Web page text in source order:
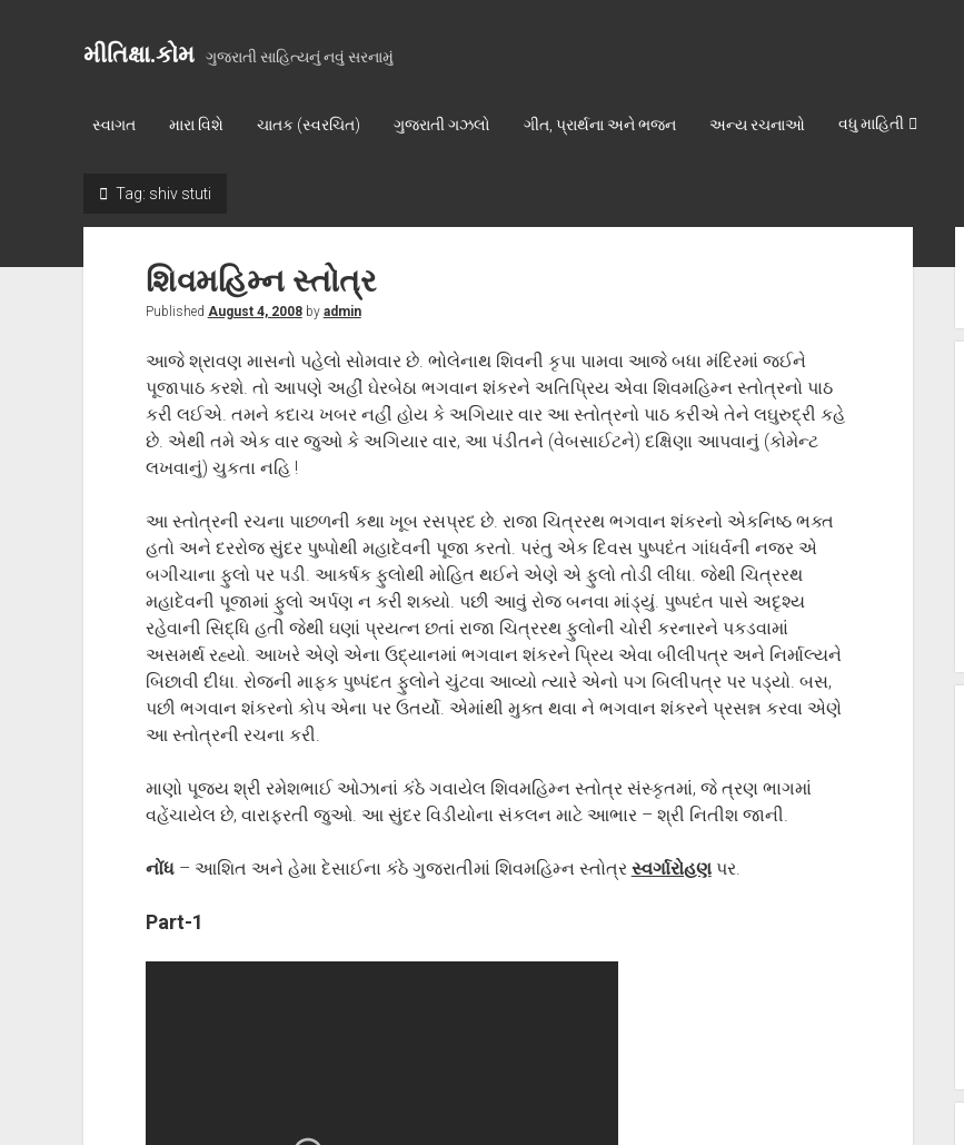
મીતિક્ષા.કોમ ગુજરાતી સાહિત્યનું નવું સરનામું
સ્વાગત મારા વિશે ચાતક (સ્વરચિત) ગુજરાતી ગઝલો ગીત, પ્રાર્થના અને ભજન અન્ય રચનાઓ વધુ માહિતી
Tag: shiv stuti
શિવમહિમ્ન સ્તોત્ર
Published August 4, 2008by admin
આજે શ્રાવણ માસનો પહેલો સોમવાર છે. ભોલેનાથ શિવની કૃપા પામવા આજે બધા મંદિરમાં જઈને
પૂજાપાઠ કરશે. તો આપણે અહીં ઘેરબેઠા ભગવાન શંકરને અતિપ્રિય એવા શિવમહિમ્ન સ્તોત્રનો પાઠ
કરી લઈએ. તમને કદાચ ખબર નહીં હોય કે અગિયાર વાર આ સ્તોત્રનો પાઠ કરીએ તેને લઘુરુદ્રી કહે
છે. એથી તમે એક વાર જુઓ કે અગિયાર વાર, આ પંડીતને (વેબસાઈટને) દક્ષિણા આપવાનું (કોમેન્ટ
લખવાનું) ચુકતા નહિ !
આ સ્તોત્રની રચના પાછળની કથા ખૂબ રસપ્રદ છે. રાજા ચિત્રરથ ભગવાન શંકરનો એકનિષ્ઠ ભક્ત
હતો અને દરરોજ સુંદર પુષ્પોથી મહાદેવની પૂજા કરતો. પરંતુ એક દિવસ પુષ્પદંત ગાંધર્વની નજર એ
બગીચાના ફુલો પર પડી. આકર્ષક ફુલોથી મોહિત થઈને એણે એ ફુલો તોડી લીધા. જેથી ચિત્રરથ
મહાદેવની પૂજામાં ફુલો અર્પણ ન કરી શક્યો. પછી આવું રોજ બનવા માંડ્યું. પુષ્પદંત પાસે અદૃશ્ય
રહેવાની સિદ્ધિ હતી જેથી ઘણાં પ્રયત્ન છતાં રાજા ચિત્રરથ ફુલોની ચોરી કરનારને પકડવામાં
અસમર્થ રહ્યો. આખરે એણે એના ઉદ્યાનમાં ભગવાન શંકરને પ્રિય એવા બીલીપત્ર અને નિર્માલ્યને
બિછાવી દીધા. રોજની માફક પુષ્પંદત ફુલોને ચુંટવા આવ્યો ત્યારે એનો પગ બિલીપત્ર પર પડ્યો. બસ,
પછી ભગવાન શંકરનો કોપ એના પર ઉતર્યો. એમાંથી મુક્ત થવા ને ભગવાન શંકરને પ્રસન્ન કરવા એણે
આ સ્તોત્રની રચના કરી.
માણો પૂજ્ય શ્રી રમેશભાઈ ઓઝાનાં કંઠે ગવાયેલ શિવમહિમ્ન સ્તોત્ર સંસ્કૃતમાં, જે ત્રણ ભાગમાં
વહેંચાયેલ છે, વારાફરતી જુઓ. આ સુંદર વિડીયોના સંકલન માટે આભાર – શ્રી નિતીશ જાની.
નોંધ– આશિત અને હેમા દેસાઈના કંઠે ગુજરાતીમાં શિવમહિમ્ન સ્તોત્ર સ્વર્ગારોહણપર.
Part-1